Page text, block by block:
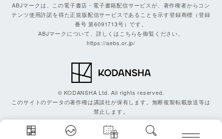
ABJマークは、この電子書店・電子書籍配信サービスが、著作権者からコン
テンツ使用許諾を得た正規版配信サービスであることを示す登録商標（登録
番号 第6091713号）です。
ABJマークについて、詳しくはこちらを御覧ください。
https://aebs.or.jp/
© KODANSHA Ltd. All rights reserved.
このサイトのデータの著作権は講談社が保有します。無断複製転載放送等は
禁止します。